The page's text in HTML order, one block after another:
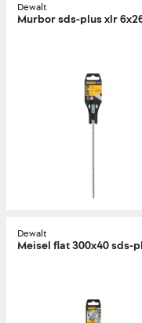
Dewalt
Murbor sds-plus xlr
Dewalt
Meisel flat 300x40 sds-